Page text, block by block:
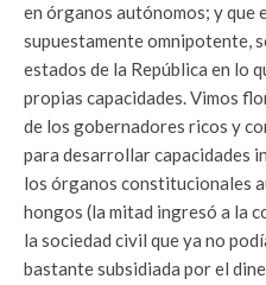
en órganos autónomos; y que
supuestamente omnipotente,
estados de la República en lo
propias capacidades. Vimos
de los gobernadores ricos y
para desarrollar capacidades
los órganos constitucionales
hongos (la mitad ingresó a la
la sociedad civil que ya no
bastante subsidiada por el